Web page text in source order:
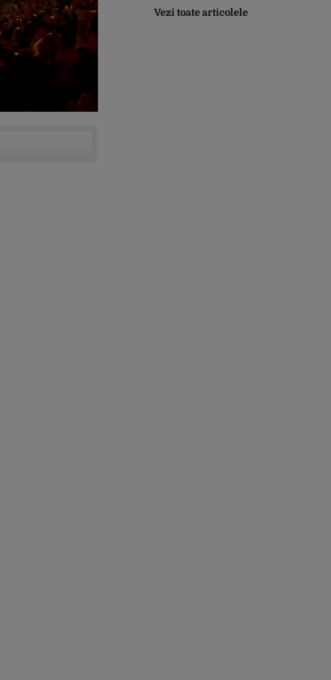
de la sud de Dunăre
Vezi toate articolele